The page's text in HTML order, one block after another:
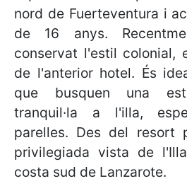
nord de Fuerteventura i
de 16 anys.
conservat l'estil colonial,
de l'anterior hotel. És
que busquen una
tranquil·la a l'illa,
parelles. Des del resort
privilegiada vista de
costa sud de Lanzarote.